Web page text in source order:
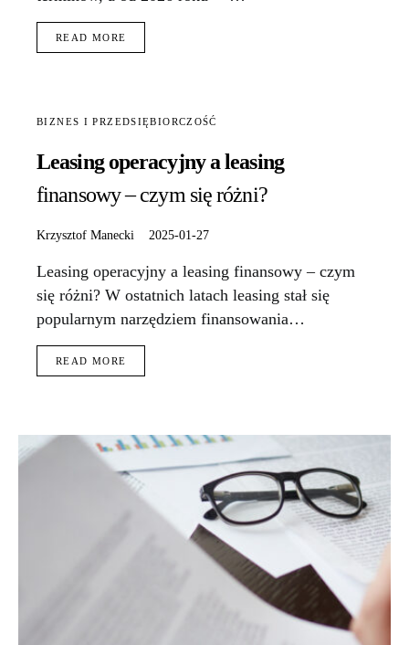
READ MORE
BIZNES I PRZEDSIĘBIORCZOŚĆ
Leasing operacyjny a leasing
finansowy – czym się różni?
Krzysztof Manecki 2025-01-27
Leasing operacyjny a leasing finansowy – czym
się różni? W ostatnich latach leasing stał się
popularnym narzędziem finansowania…
READ MORE